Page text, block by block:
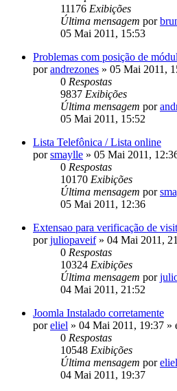
11176 Exibições
Última mensagem por
05 Mai 2011, 15:53
Problemas com posição de
porandrezones » 05 Mai 2011,
0 Respostas
9837 Exibições
Última mensagem por
05 Mai 2011, 15:52
Lista Telefônica / Lista online
porsmaylle » 05 Mai 2011,
0 Respostas
10170 Exibições
Última mensagem por
05 Mai 2011, 12:36
Extensao para verificação de
porjuliopaveif» 04 Mai 2011,
0 Respostas
10324 Exibições
Última mensagem por
04 Mai 2011, 21:52
Joomla Instalado corretamente
poreliel » 04 Mai 2011, 19:37 »
0 Respostas
10548 Exibições
Última mensagem poreliel
04 Mai 2011, 19:37